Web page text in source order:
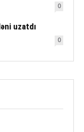
0
uzatdı
0